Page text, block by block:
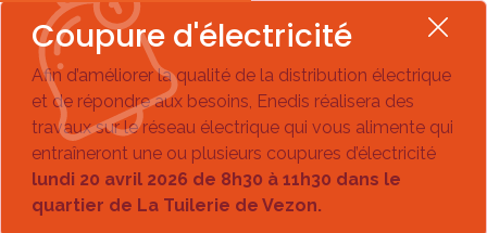
Coupure d'électricité
Afin d’améliorer la qualité de la distribution électrique
et de répondre aux besoins, Enedis réalisera des
travaux sur le réseau électrique qui vous alimente qui
entraîneront une ou plusieurs coupures d’électricité
lundi 20 avril 2026 de 8h30 à 11h30 dans le
quartier de La Tuilerie de Vezon.